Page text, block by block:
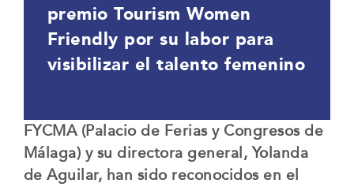
premio Tourism Women
Friendly por su labor para
visibilizar el talento femenino
FYCMA (Palacio de Ferias y Congresos de
Málaga) y su directora general, Yolanda
de Aguilar, han sido reconocidos en el